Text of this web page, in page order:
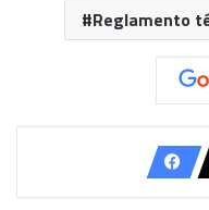
Reglamento